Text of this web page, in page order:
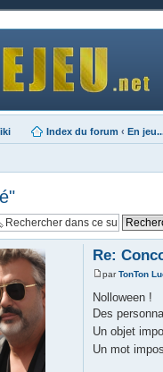
Index du forum ‹ En
Re:
parTonTon
Nolloween !
Des
Un objet
Un mot